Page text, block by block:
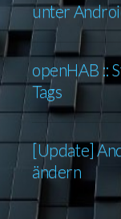
unter
openHAB ::
Tags
[Update]
ändern